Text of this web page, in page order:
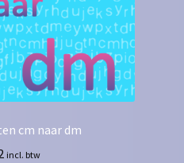
cm naar dm
incl. btw